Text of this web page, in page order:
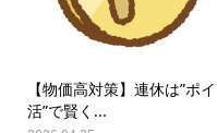
【物価高対策】連休は”ポイ
活”で賢く...